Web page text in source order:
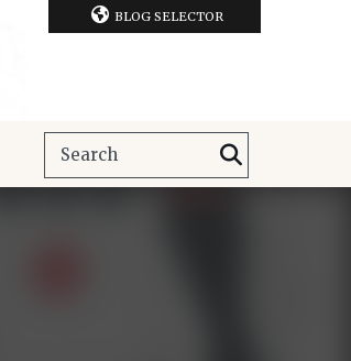
BLOG SELECTOR